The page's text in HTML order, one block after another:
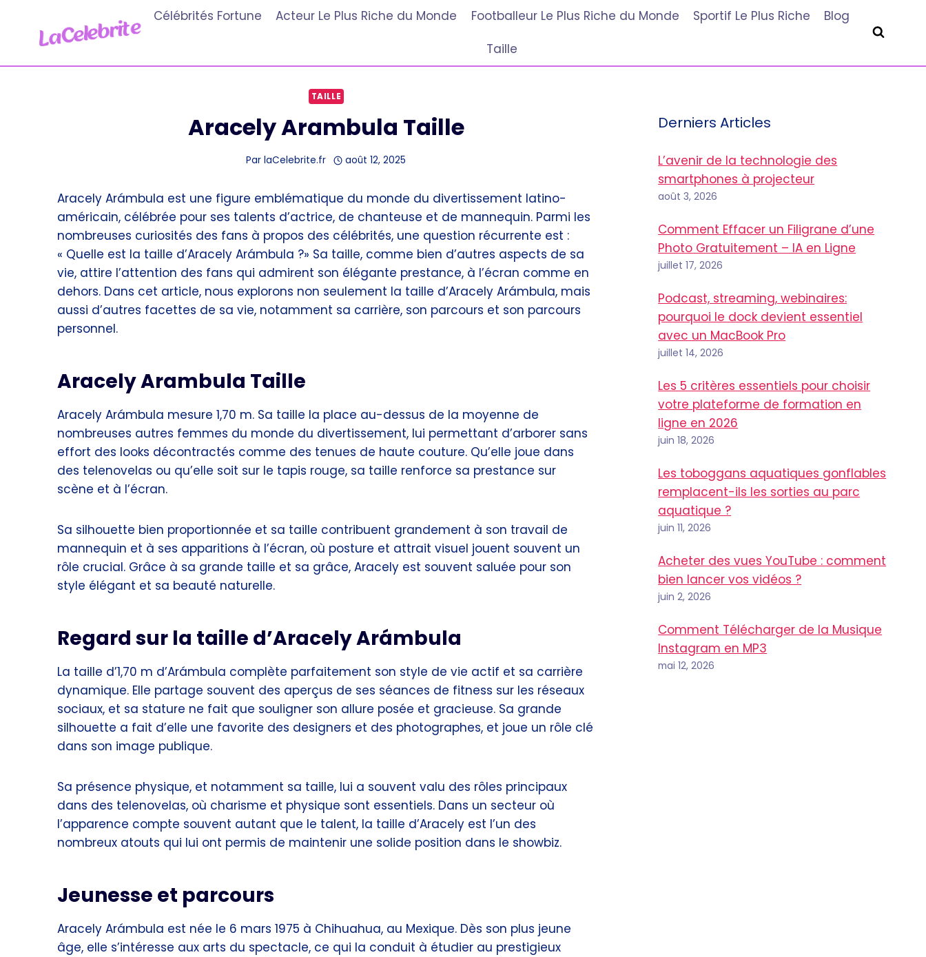
contenu
Célébrités Fortune Acteur Le Plus Riche du Monde Footballeur Le Plus Riche du Monde Sportif Le Plus Riche
Blog
Taille
TAILLE
Aracely Arambula Taille
Par laCelebrite.fr août 12, 2025
Aracely Arámbula est une figure emblématique du monde du divertissement latino-
américain, célébrée pour ses talents d’actrice, de chanteuse et de mannequin. Parmi les
nombreuses curiosités des fans à propos des célébrités, une question récurrente est :
« Quelle est la taille d’Aracely Arámbula ?» Sa taille, comme bien d’autres aspects de sa
vie, attire l’attention des fans qui admirent son élégante prestance, à l’écran comme en
dehors. Dans cet article, nous explorons non seulement la taille d’Aracely Arámbula, mais
aussi d’autres facettes de sa vie, notamment sa carrière, son parcours et son parcours
personnel.
Aracely Arambula Taille
Aracely Arámbula mesure 1,70 m. Sa taille la place au-dessus de la moyenne de
nombreuses autres femmes du monde du divertissement, lui permettant d’arborer sans
effort des looks décontractés comme des tenues de haute couture. Qu’elle joue dans
des telenovelas ou qu’elle soit sur le tapis rouge, sa taille renforce sa prestance sur
scène et à l’écran.
Sa silhouette bien proportionnée et sa taille contribuent grandement à son travail de
mannequin et à ses apparitions à l’écran, où posture et attrait visuel jouent souvent un
rôle crucial. Grâce à sa grande taille et sa grâce, Aracely est souvent saluée pour son
style élégant et sa beauté naturelle.
Regard sur la taille d’Aracely Arámbula
La taille d’1,70 m d’Arámbula complète parfaitement son style de vie actif et sa carrière
dynamique. Elle partage souvent des aperçus de ses séances de fitness sur les réseaux
sociaux, et sa stature ne fait que souligner son allure posée et gracieuse. Sa grande
silhouette a fait d’elle une favorite des designers et des photographes, et joue un rôle clé
dans son image publique.
Sa présence physique, et notamment sa taille, lui a souvent valu des rôles principaux
dans des telenovelas, où charisme et physique sont essentiels. Dans un secteur où
l’apparence compte souvent autant que le talent, la taille d’Aracely est l’un des
nombreux atouts qui lui ont permis de maintenir une solide position dans le showbiz.
Jeunesse et parcours
Aracely Arámbula est née le 6 mars 1975 à Chihuahua, au Mexique. Dès son plus jeune
âge, elle s’intéresse aux arts du spectacle, ce qui la conduit à étudier au prestigieux
Derniers Articles
L’avenir de la technologie des
smartphones à projecteur
août 3, 2026
Comment Effacer un Filigrane d’une
Photo Gratuitement – IA en Ligne
juillet 17, 2026
Podcast, streaming, webinaires:
pourquoi le dock devient essentiel
avec un MacBook Pro
juillet 14, 2026
Les 5 critères essentiels pour choisir
votre plateforme de formation en
ligne en 2026
juin 18, 2026
Les toboggans aquatiques gonflables
remplacent-ils les sorties au parc
aquatique ?
juin 11, 2026
Acheter des vues YouTube : comment
bien lancer vos vidéos ?
juin 2, 2026
Comment Télécharger de la Musique
Instagram en MP3
mai 12, 2026